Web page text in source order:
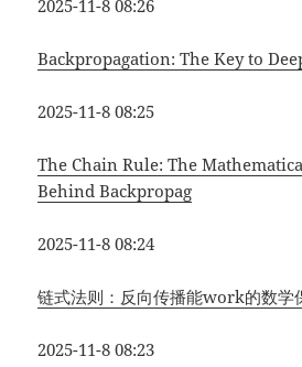
2025-11-8 08:26
Backpropagation: The Key to
2025-11-8 08:25
The Chain Rule: The
Behind Backpropag
2025-11-8 08:24
链式法则：反向传播能work的数学
2025-11-8 08:23